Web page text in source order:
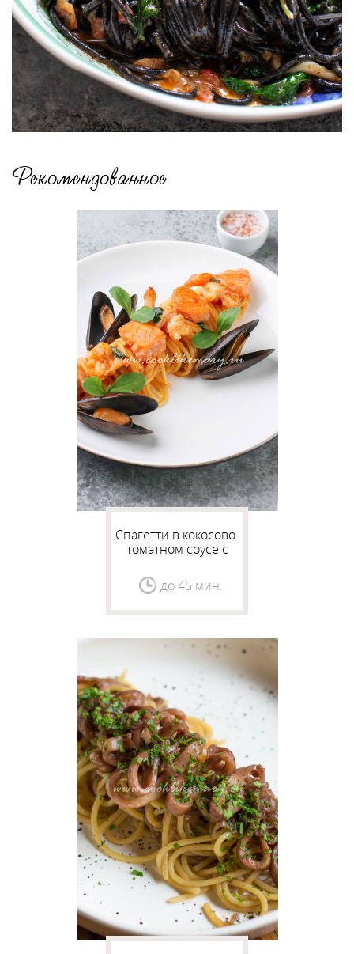
Рекомендованное
Спагетти в кокосово-
томатном соусе с
до 45 мин.